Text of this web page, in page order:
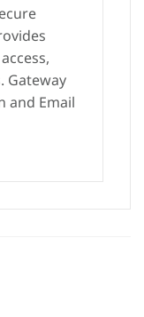
Gateway
and Email